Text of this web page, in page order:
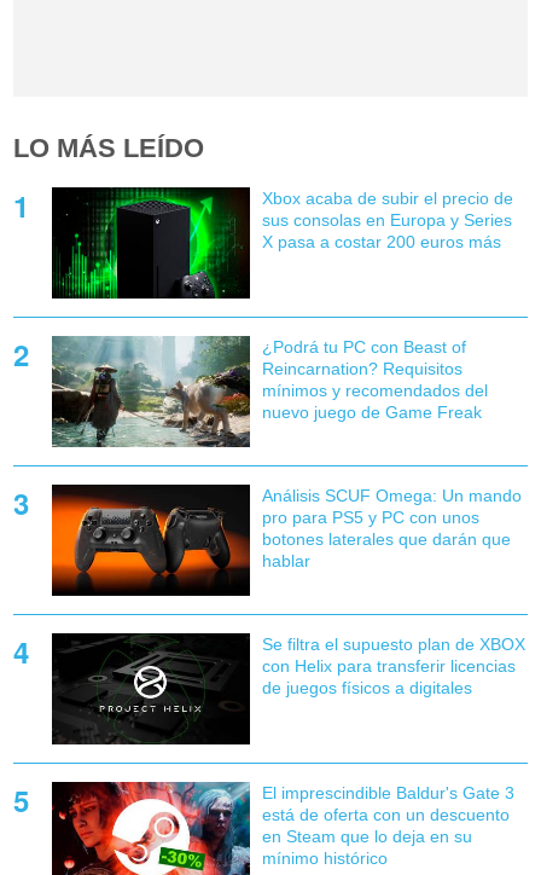
LO MÁS LEÍDO
Xbox acaba de subir el precio de
sus consolas en Europa y Series
X pasa a costar 200 euros más
¿Podrá tu PC con Beast of
Reincarnation? Requisitos
mínimos y recomendados del
nuevo juego de Game Freak
Análisis SCUF Omega: Un mando
pro para PS5 y PC con unos
botones laterales que darán que
hablar
Se filtra el supuesto plan de XBOX
con Helix para transferir licencias
de juegos físicos a digitales
El imprescindible Baldur's Gate 3
está de oferta con un descuento
en Steam que lo deja en su
mínimo histórico